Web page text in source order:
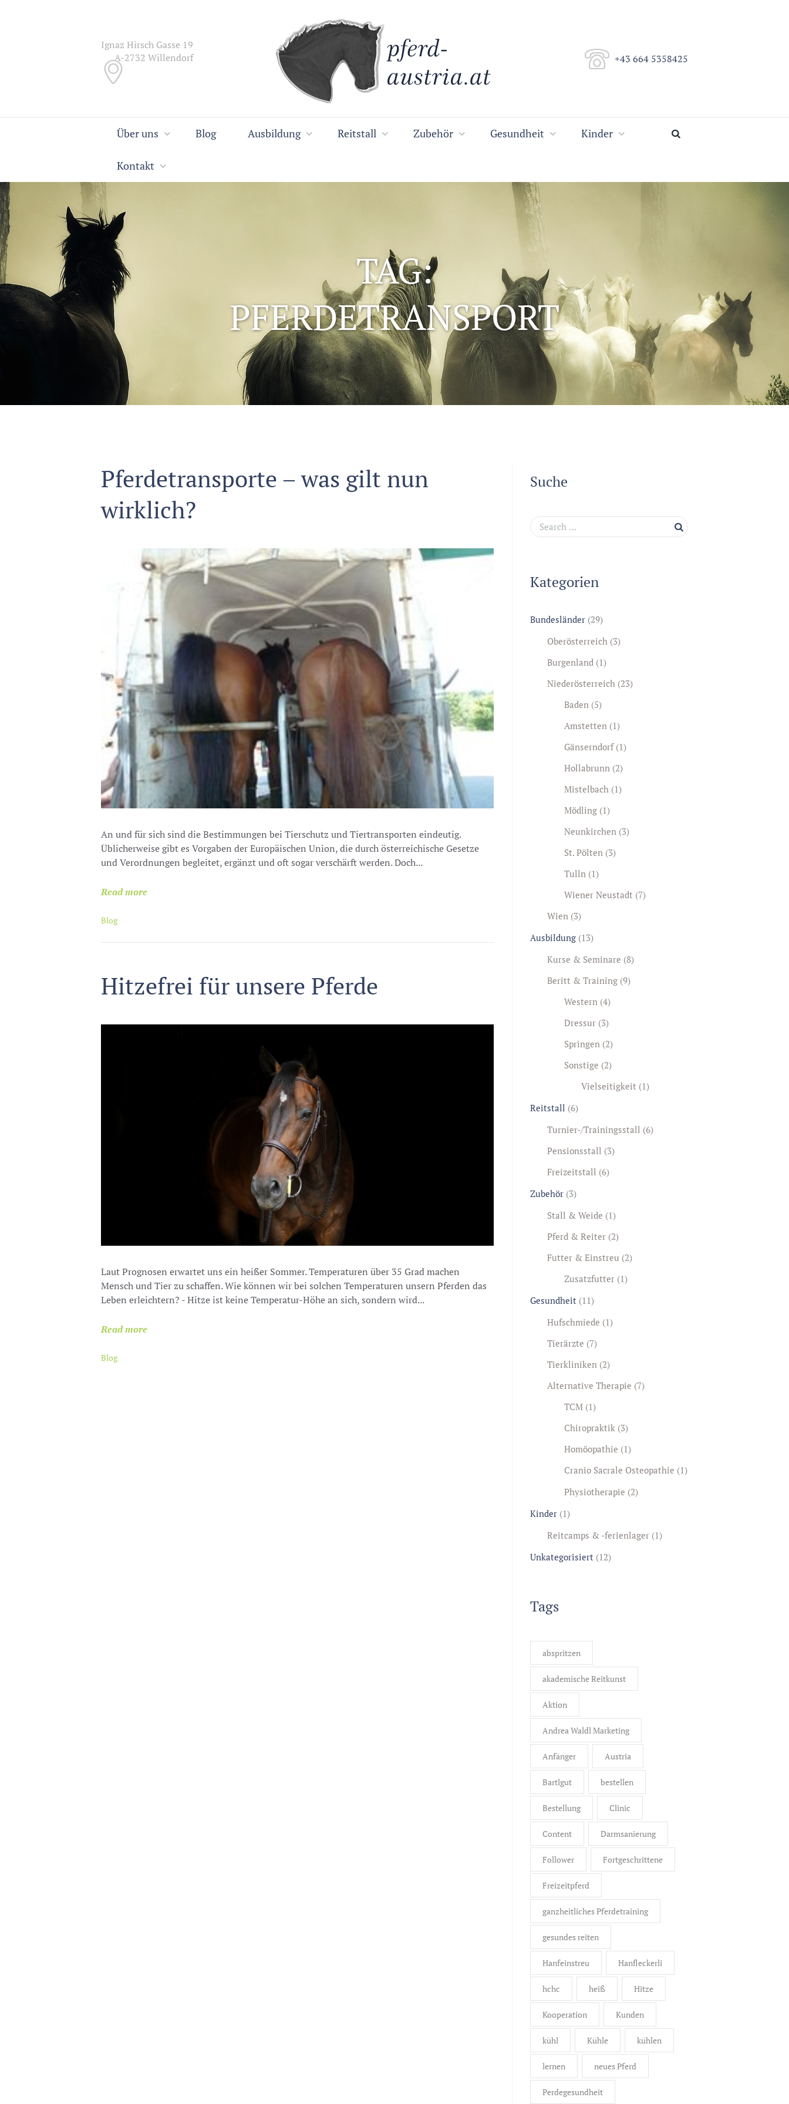
Ignaz Hirsch Gasse 19
A-2732 Willendorf
+43 664 5358425
Über uns Blog Ausbildung Reitstall Zubehör Gesundheit Kinder
Kontakt
TAG:
PFERDETRANSPORT
Pferdetransporte – was gilt nun
wirklich?
An und für sich sind die Bestimmungen bei Tierschutz und Tiertransporten eindeutig.
Üblicherweise gibt es Vorgaben der Europäischen Union, die durch österreichische Gesetze
und Verordnungen begleitet, ergänzt und oft sogar verschärft werden. Doch...
Read more
Blog
Hitzefrei für unsere Pferde
Laut Prognosen erwartet uns ein heißer Sommer. Temperaturen über 35 Grad machen
Mensch und Tier zu schaffen. Wie können wir bei solchen Temperaturen unsern Pferden das
Leben erleichtern? - Hitze ist keine Temperatur-Höhe an sich, sondern wird...
Read more
Blog
Suche
Kategorien
Bundesländer (29)
Oberösterreich (3)
Burgenland (1)
Niederösterreich (23)
Baden (5)
Amstetten (1)
Gänserndorf(1)
Hollabrunn (2)
Mistelbach (1)
Mödling (1)
Neunkirchen (3)
St. Pölten (3)
Tulln (1)
Wiener Neustadt (7)
Wien (3)
Ausbildung (13)
Kurse & Seminare (8)
Beritt & Training (9)
Western (4)
Dressur (3)
Springen (2)
Sonstige (2)
Vielseitigkeit (1)
Reitstall (6)
Turnier-/Trainingsstall (6)
Pensionsstall (3)
Freizeitstall (6)
Zubehör (3)
Stall & Weide (1)
Pferd & Reiter (2)
Futter & Einstreu (2)
Zusatzfutter (1)
Gesundheit (11)
Hufschmiede (1)
Tierärzte (7)
Tierkliniken (2)
Alternative Therapie (7)
TCM (1)
Chiropraktik (3)
Homöopathie (1)
Cranio Sacrale Osteopathie (1)
Physiotherapie (2)
Kinder (1)
Reitcamps & -ferienlager (1)
Unkategorisiert (12)
Tags
abspritzen
akademische Reitkunst
Aktion
Andrea Waldl Marketing
Anfänger Austria
Bartlgut bestellen
Bestellung Clinic
Content Darmsanierung
Follower Fortgeschrittene
Freizeitpferd
ganzheitliches Pferdetraining
gesundes reiten
Hanfeinstreu Hanfleckerli
hchc heiß Hitze
Kooperation Kunden
kühl Kühle kühlen
lernen neues Pferd
Perdegesundheit